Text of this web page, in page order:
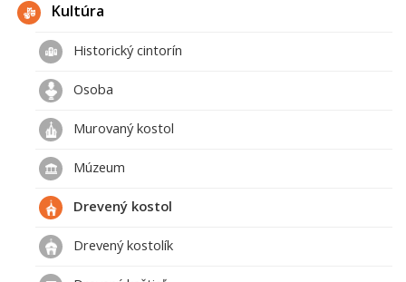
Kultúra
Historický cintorín
Osoba
Murovaný kostol
Múzeum
Drevený kostol
Drevený kostolík